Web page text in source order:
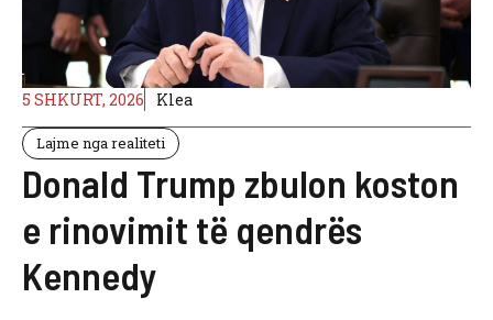
5 SHKURT, 2026 Klea
Lajme nga realiteti
Donald Trump zbulon koston
e rinovimit të qendrës
Kennedy